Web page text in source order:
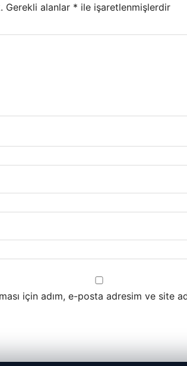
Gerekli alanlar * ile işaretlenmişlerdir
için adım, e-posta adresim ve site